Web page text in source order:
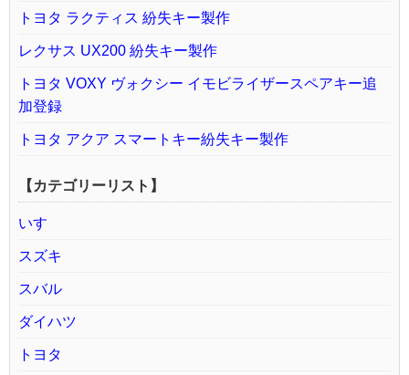
トヨタ ラクティス 紛失キー製作
レクサス UX200 紛失キー製作
トヨタ VOXY ヴォクシー イモビライザースペアキー追
加登録
トヨタ アクア スマートキー紛失キー製作
【カテゴリーリスト】
いすゞ
スズキ
スバル
ダイハツ
トヨタ